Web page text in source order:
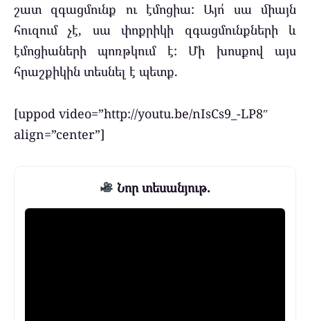
շատ զգացմունք ու էմոցիա: Այո՛ սա միայն
հուզում չէ, սա փոքրիկի զգացմունքների և
էմոցիաների պոռթկում է: Մի խոսքով այս
հրաշքիկին տեսնել է պետք.
[uppod video=”http://youtu.be/nIsCs9_-LP8″
align=”center”]
Նոր տեսանյութ.